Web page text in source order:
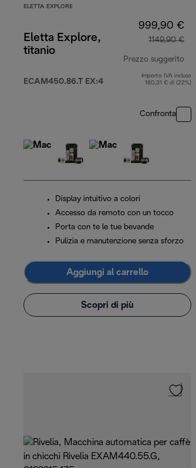
ELETTA EXPLORE
Eletta Explore,
titanio
ECAM450.86.T EX:4
999,90 €
1149,90 €
Prezzo suggerito
Importo IVA incluso
180,31 € di (22%)
Confronta
Display intuitivo a colori
Accesso da remoto con un tocco
Porta con te le tue bevande
Pulizia e manutenzione senza sforzo
Aggiungi al carrello
Scopri di più